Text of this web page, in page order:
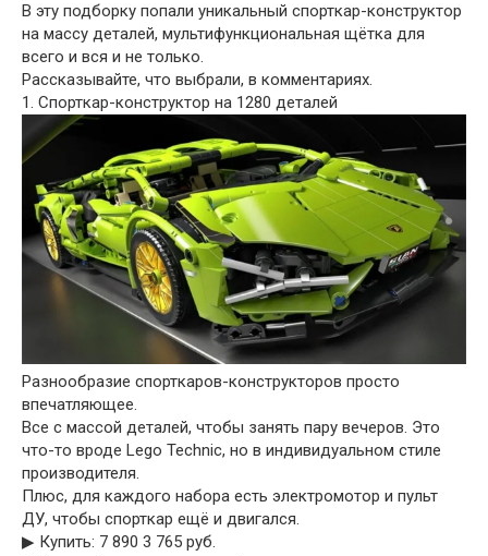
В эту подборку попали уникальный спорткар-конструктор
на массу деталей, мультифункциональная щётка для
всего и вся и не только.
Рассказывайте, что выбрали, в комментариях.
1. Спорткар-конструктор на 1280 деталей
Разнообразие спорткаров-конструкторов просто
впечатляющее.
Все с массой деталей, чтобы занять пару вечеров. Это
что-то вроде Lego Technic, но в индивидуальном стиле
производителя.
Плюс, для каждого набора есть электромотор и пульт
ДУ, чтобы спорткар ещё и двигался.
▶︎ Купить: 7 890 3 765 руб.